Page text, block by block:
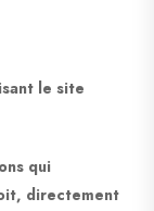
le site
qui
directement